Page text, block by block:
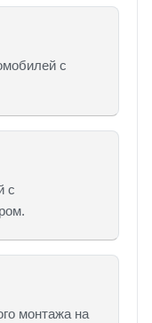
с
с
монтажа на